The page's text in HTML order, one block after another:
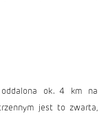
oddalona ok. 4 km na
jest to zwarta,